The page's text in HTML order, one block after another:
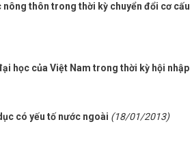
thôn trong thời kỳ chuyển đổi cơ cấu
học của Việt Nam trong thời kỳ hội nhập
có yếu tố nước ngoài (18/01/2013)